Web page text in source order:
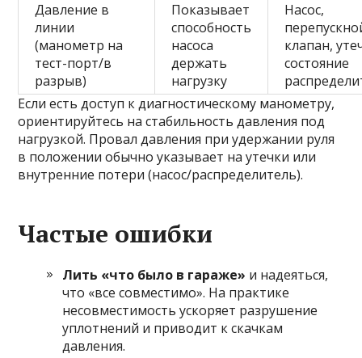
Давление в
линии
(манометр на
тест-порт/в
разрыв)
Показывает
способность
насоса
держать
нагрузку
Насос,
клапан,
состояние
Если есть доступ к диагностическому манометру,
ориентируйтесь на стабильность давления под
нагрузкой. Провал давления при удержании руля
в положении обычно указывает на утечки или
внутренние потери (насос/распределитель).
Частые ошибки
Лить «что было в гараже» и надеяться,
что «все совместимо». На практике
несовместимость ускоряет разрушение
уплотнений и приводит к скачкам
давления.